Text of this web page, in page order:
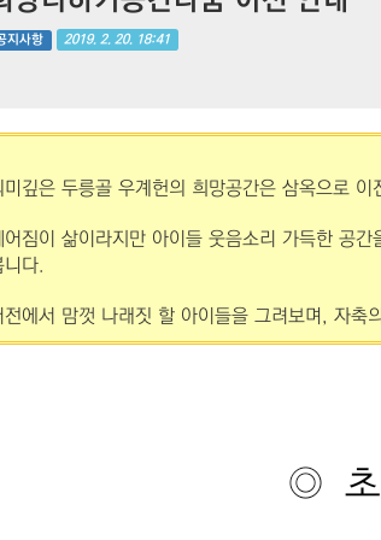
지사항 2019. 2. 20. 18:41
깊은 두릉골 우계헌의 희망공간은 삼옥으로 이
어짐이 삶이라지만 아이들 웃음소리 가득한 공
다.
전에서 맘껏 나래짓 할 아이들을 그려보며, 자축